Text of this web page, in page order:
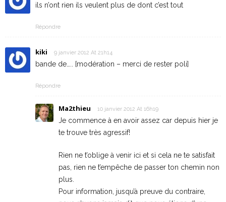
ils n’ont rien ils veulent plus de dont c’est tout
Répondre
kiki 9 janvier 2012 At 21h14
bande de….. [modération – merci de rester poli]
Répondre
Ma2thieu 10 janvier 2012 At 16h19
Je commence à en avoir assez car depuis hier je
te trouve très agressif!
Rien ne t’oblige à venir ici et si cela ne te satisfait
pas, rien ne t’empêche de passer ton chemin non
plus.
Pour information, jusqu’à preuve du contraire,